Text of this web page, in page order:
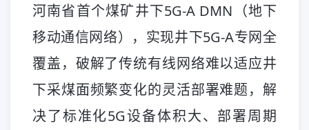
河南省首个煤矿井下5G-A DMN（地下
移动通信网络），实现井下5G-A专网全
覆盖，破解了传统有线网络难以适应井
下采煤面频繁变化的灵活部署难题，解
决了标准化5G设备体积大、部署周期